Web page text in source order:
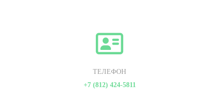
ТЕЛЕФОН
+7 (812) 424-5811